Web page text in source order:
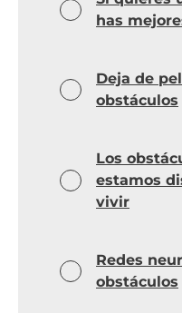
has
Deja de
obstáculos
Los
estamos
vivir
Redes
obstáculos